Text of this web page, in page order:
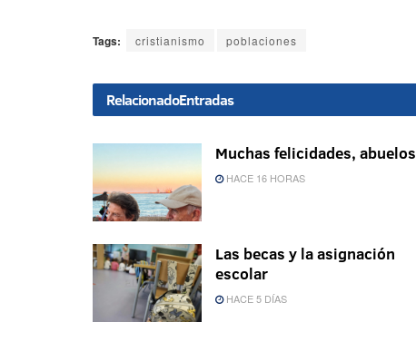
Tags: cristianismo poblaciones
RelacionadoEntradas
Muchas felicidades, abuelos
HACE 16 HORAS
Las becas y la asignación
escolar
HACE 5 DÍAS